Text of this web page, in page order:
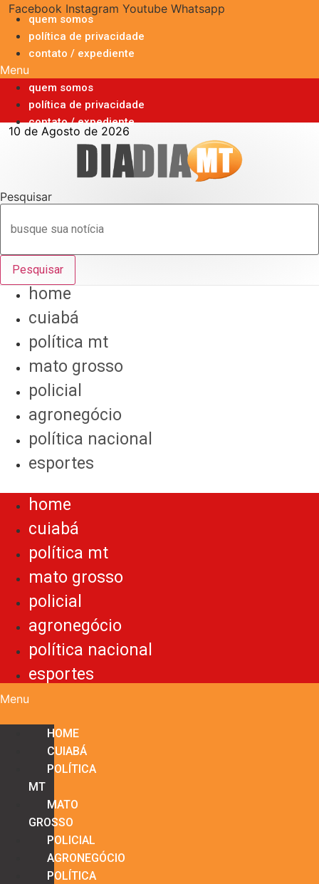
para
conteúdo
Facebook Instagram Youtube Whatsapp
quem somos
política de privacidade
contato / expediente
Menu
quem somos
política de privacidade
contato / expediente
10 de Agosto de 2026
Pesquisar
Pesquisar
home
cuiabá
política mt
mato grosso
policial
agronegócio
política nacional
esportes
home
cuiabá
política mt
mato grosso
policial
agronegócio
política nacional
esportes
Menu
HOME
CUIABÁ
POLÍTICA
MT
MATO
GROSSO
POLICIAL
AGRONEGÓCIO
POLÍTICA